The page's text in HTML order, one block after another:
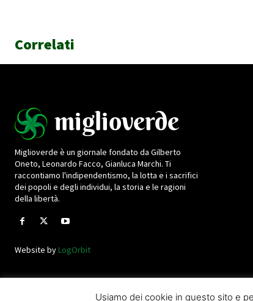
Correlati
Miglioverde è un giornale fondato da Gilberto
Oneto, Leonardo Facco, Gianluca Marchi. Ti
raccontiamo l'indipendentismo, la lotta e i sacrifici
dei popoli e degli individui, la storia e le ragioni
della libertà.
Website byLogOrbit
Usiamo dei cookie in questo sito e